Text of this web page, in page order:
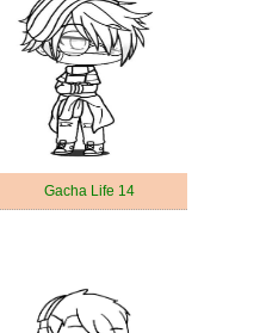
Gacha Life 14